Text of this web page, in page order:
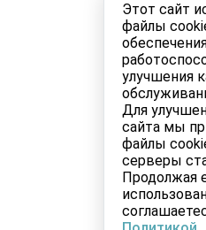
Этот сайт
файлы
улучшения
Для
сайта мы
файлы
серверы
Продолжая